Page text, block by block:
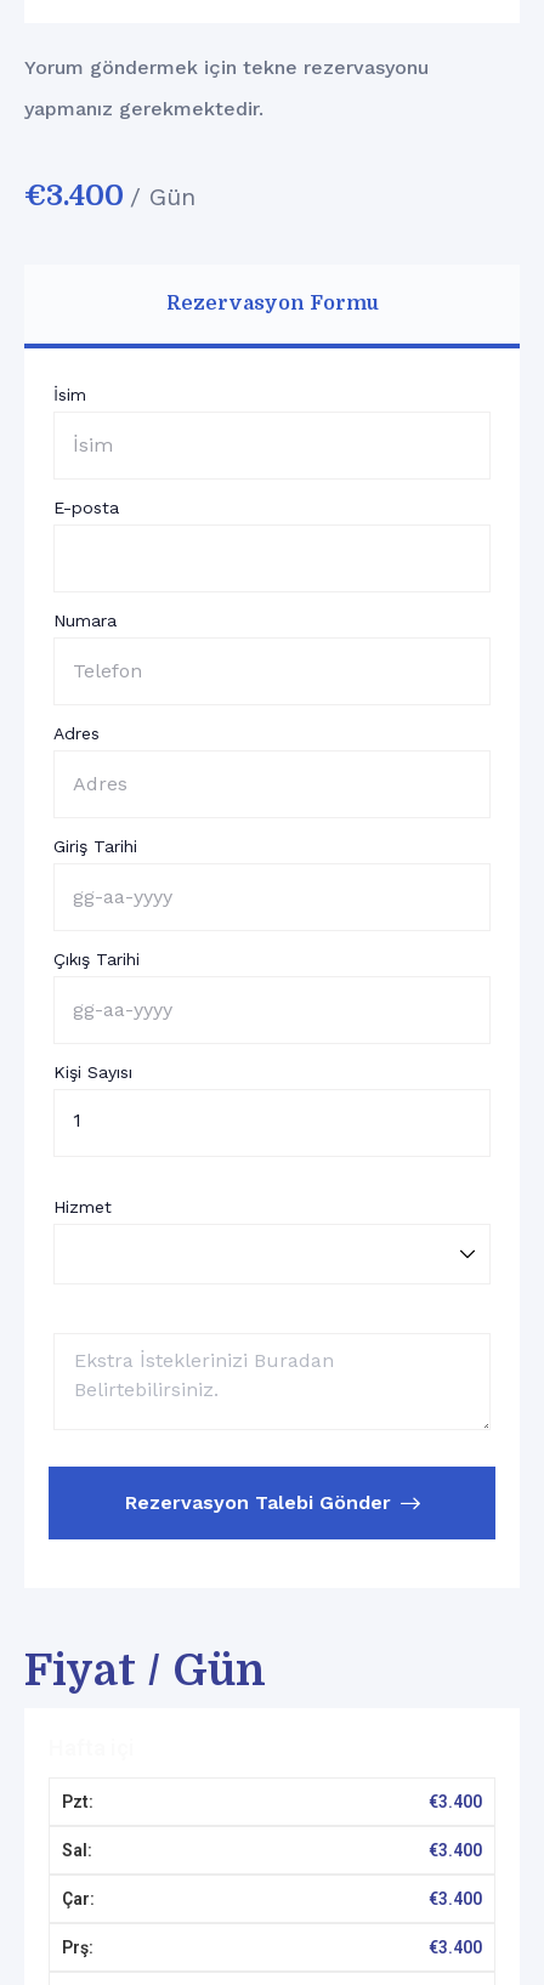
Yorum göndermek için tekne rezervasyonu
yapmanız gerekmektedir.
€3.400 / Gün
Rezervasyon Formu
İsim
E-posta
Numara
Adres
Giriş Tarihi
Çıkış Tarihi
Kişi Sayısı
1
Hizmet
Rezervasyon Talebi Gönder
Fiyat / Gün
€3.400
€3.400
€3.400
€3.400